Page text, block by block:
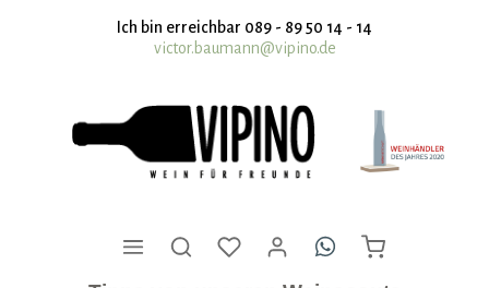
springenIch bin erreichbar 089 - 89 50 14 - 14
victor.baumann@vipino.de